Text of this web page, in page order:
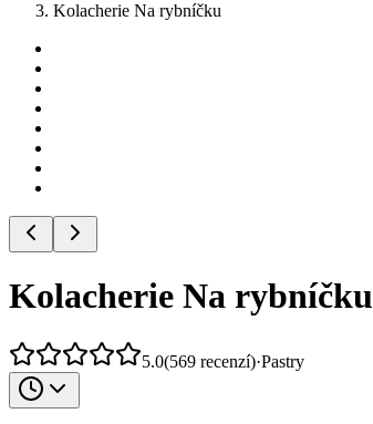
Kolacherie Na rybníčku
Kolacherie Na rybníčku
5.0(569 recenzí)·Pastry